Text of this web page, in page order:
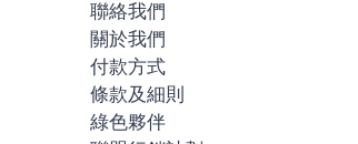
聯絡我們
關於我們
付款方式
條款及細則
綠色夥伴